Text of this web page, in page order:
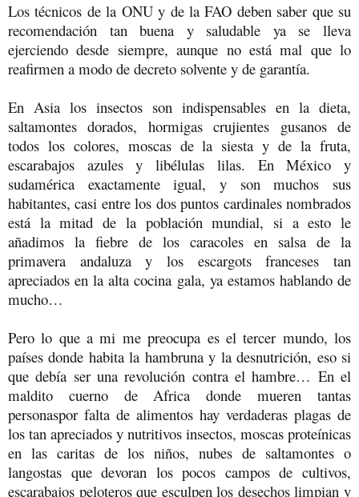
Los técnicos de la ONU y de la FAO deben saber que su
recomendación tan buena y saludable ya se lleva
ejerciendo desde siempre, aunque no está mal que lo
reafirmen a modo de decreto solvente y de garantía.
En Asia los insectos son indispensables en la dieta,
saltamontes dorados, hormigas crujientes gusanos de
todos los colores, moscas de la siesta y de la fruta,
escarabajos azules y libélulas lilas. En México y
sudamérica exactamente igual, y son muchos sus
habitantes, casi entre los dos puntos cardinales nombrados
está la mitad de la población mundial, si a esto le
añadimos la fiebre de los caracoles en salsa de la
primavera andaluza y los escargots franceses tan
apreciados en la alta cocina gala, ya estamos hablando de
mucho…
Pero lo que a mi me preocupa es el tercer mundo, los
países donde habita la hambruna y la desnutrición, eso si
que debía ser una revolución contra el hambre… En el
maldito cuerno de Africa donde mueren tantas
personaspor falta de alimentos hay verdaderas plagas de
los tan apreciados y nutritivos insectos, moscas proteínicas
en las caritas de los niños, nubes de saltamontes o
langostas que devoran los pocos campos de cultivos,
escarabajos peloteros que esculpen los desechos limpian y